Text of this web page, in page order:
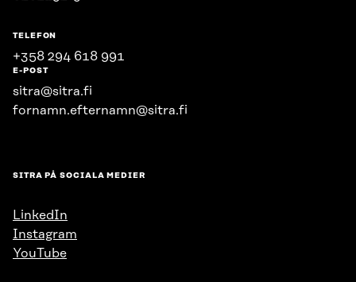
TELEFON
+358 294 618 991
E-POST
sitra@sitra.fi
fornamn.efternamn@sitra.fi
SITRA PÅ SOCIALA MEDIER
LinkedIn
Instagram
YouTube